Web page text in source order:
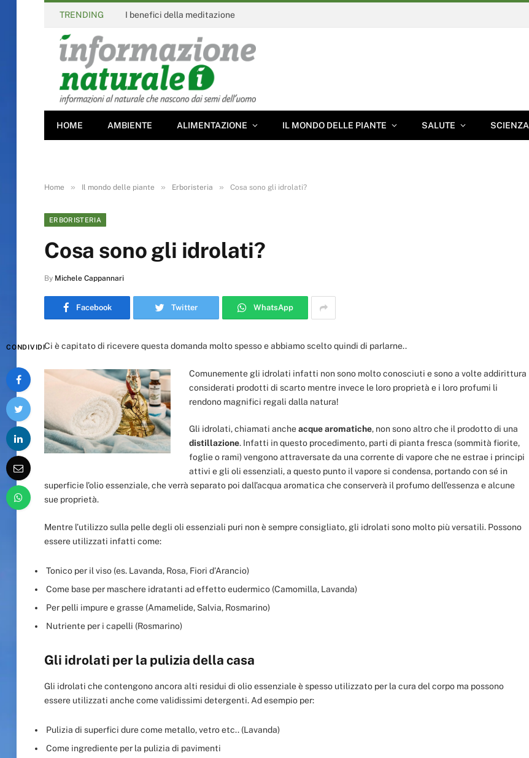
TRENDING I benefici della meditazione
HOME AMBIENTE ALIMENTAZIONE IL MONDO DELLE PIANTE SALUTE SCIENZA
Home » Il mondo delle piante » Erboristeria » Cosa sono gli idrolati?
ERBORISTERIA
Cosa sono gli idrolati?
By Michele Cappannari
Facebook Twitter WhatsApp
CONDIVIDICi è capitato di ricevere questa domanda molto spesso e abbiamo scelto quindi di parlarne..
Comunemente gli idrolati infatti non sono molto conosciuti e sono a volte addirittura
considerati prodotti di scarto mentre invece le loro proprietà e i loro profumi li
rendono magnifici regali dalla natura!
Gli idrolati, chiamati ancheacque aromatiche, non sono altro che il prodotto di una
distillazione. Infatti in questo procedimento, parti di pianta fresca (sommità fiorite,
foglie o rami) vengono attraversate da una corrente di vapore che ne estrae i principi
attivi e gli oli essenziali, a questo punto il vapore si condensa, portando con sé in
superficie l’olio essenziale, che verrà separato poi dall’acqua aromatica che conserverà il profumo dell’essenza e alcune
sue proprietà.
Mentre l’utilizzo sulla pelle degli oli essenziali puri non è sempre consigliato, gli idrolati sono molto più versatili. Possono
essere utilizzati infatti come:
Tonico per il viso (es. Lavanda, Rosa, Fiori d’Arancio)
Come base per maschere idratanti ad effetto eudermico (Camomilla, Lavanda)
Per pelli impure e grasse (Amamelide, Salvia, Rosmarino)
Nutriente per i capelli (Rosmarino)
Gli idrolati per la pulizia della casa
Gli idrolati che contengono ancora alti residui di olio essenziale è spesso utilizzato per la cura del corpo ma possono
essere utilizzati anche come validissimi detergenti. Ad esempio per:
Pulizia di superfici dure come metallo, vetro etc.. (Lavanda)
Come ingrediente per la pulizia di pavimenti